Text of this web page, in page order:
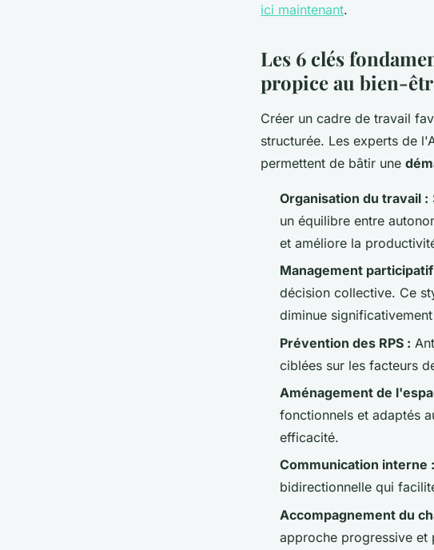
ici maintenant.
Les 6 clés
propice au bien-
Créer un cadre de travail
structurée. Les experts de
permettent de bâtir une
Organisation du travail :
un équilibre entre
et améliore la
Management
décision collective. Ce
diminue
Prévention des RPS :
ciblées sur les facteurs
Aménagement de
fonctionnels et adaptés
efficacité.
Communication interne :
bidirectionnelle qui
Accompagnement du
approche progressive et